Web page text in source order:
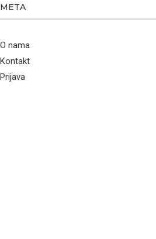
META
O nama
Kontakt
Prijava